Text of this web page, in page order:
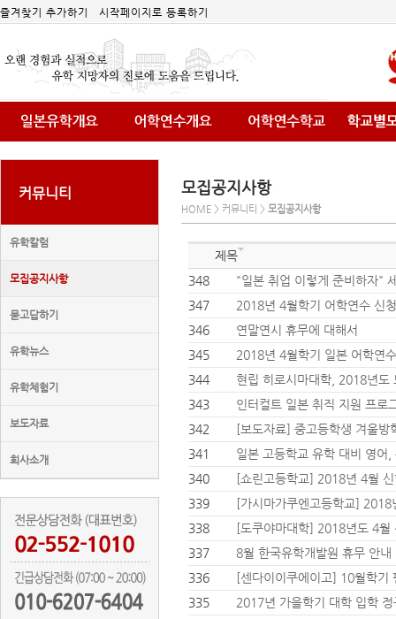
즐겨찾기 추가하기 시작페이지로 등록하기
커뮤니티
유학칼럼
모집공지사항
묻고답하기
유학뉴스
유학체험기
보도자료
회사소개
모집공지사항
HOME > 커뮤니티 > 모집공지사항
제목
348
"일본 취업 이렇게 준비하자"
347
2018년 4월학기 어학연수 신
346
연말연시 휴무에 대해서
345
2018년 4월학기 일본 어학연
344
현립 히로시마대학, 2018 년도
343
인터컬트 일본 취직 지원 프로
342
[보도자료] 중고등학생 겨울
341
일본 고등학교 유학 대비 영어
340
[쇼린고등학교] 2018년 4월
339
[가시마가쿠엔고등학교]
338
[도쿠야마대학] 2018년도 4월
337
8월 한국유학개발원 휴무 안내
336
[센다이이쿠에이고] 10월학기
335
2017년 가을학기 대학 입학